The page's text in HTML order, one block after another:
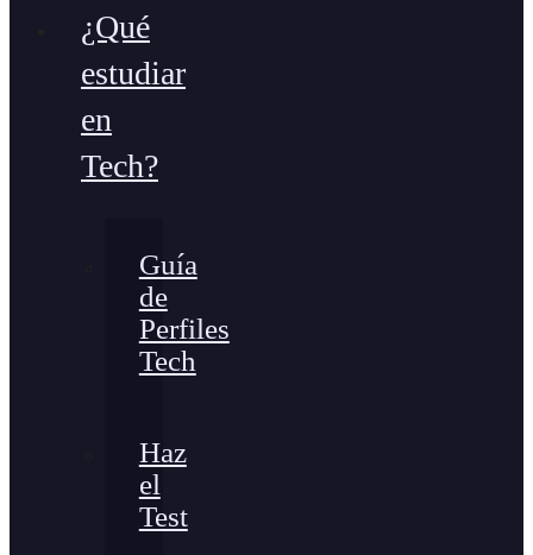
¿Qué
estudiar
en
Tech?
Guía
de
Perfiles
Tech
Haz
el
Test